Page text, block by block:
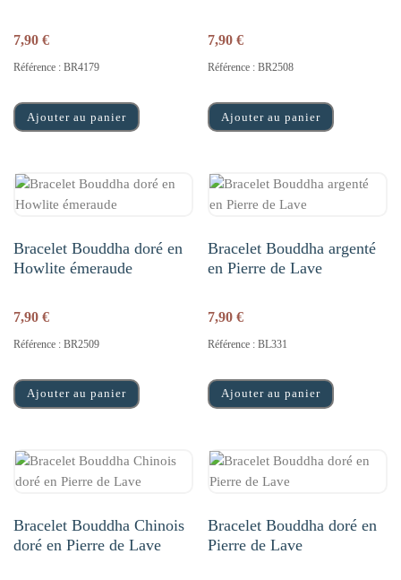
7,90 €
Référence : BR4179
Ajouter au panier
7,90€
Référence : BR2508
Ajouter au panier
Bracelet Bouddha doré en
Howlite émeraude
7,90 €
Référence : BR2509
Ajouter au panier
Bracelet Bouddha argenté
en Pierre de Lave
7,90€
Référence : BL331
Ajouter au panier
Bracelet Bouddha Chinois
doré en Pierre de Lave
Bracelet Bouddha doré en
Pierre de Lave